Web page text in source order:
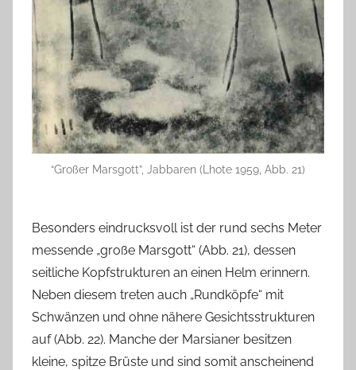
“Großer Marsgott”, Jabbaren (Lhote 1959, Abb. 21)
Besonders eindrucksvoll ist der rund sechs Meter
messende „große Marsgott“ (Abb. 21), dessen
seitliche Kopfstrukturen an einen Helm erinnern.
Neben diesem treten auch „Rundköpfe“ mit
Schwänzen und ohne nähere Gesichtsstrukturen
auf (Abb. 22). Manche der Marsianer besitzen
kleine, spitze Brüste und sind somit anscheinend